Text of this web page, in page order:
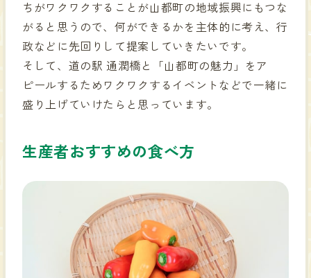
ちがワクワクすることが山都町の地域振興にもつな
がると思うので、何ができるかを主体的に考え、行
政などに先回りして提案していきたいです。
そして、道の駅 通潤橋と「山都町の魅力」をア
ピールするためワクワクするイベントなどで一緒に
盛り上げていけたらと思っています。
生産者おすすめの食べ方